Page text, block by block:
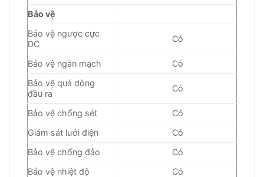
Bảo vệ
Bảo vệ ngược cực
DC
Có
Bảo vệ ngắn mạch
Có
Bảo vệ quá dòng
đầu ra
Có
Bảo vệ chống sét
Có
Giám sát lưới điện
Có
Bảo vệ chống đảo
Có
Bảo vệ nhiệt độ
Có